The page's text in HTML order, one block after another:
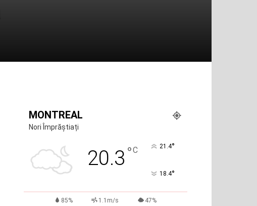
MONTREAL
Nori Împrăștiați
20.3 °C 21.4°
18.4°
85% 1.1m/s 47%